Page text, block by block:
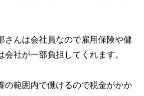
さんは会社員なので雇用保険や健
会社が一部負担してくれます。
の範囲内で働けるので税金がかか